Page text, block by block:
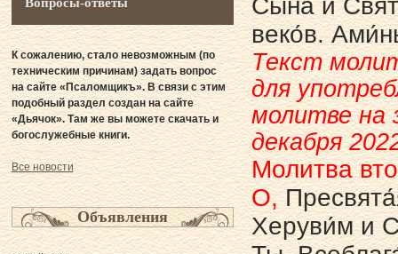
Сы́на и
веко́в.
Текст
для
молитве на
декабря
Молитва
О,
Херуви́м и
К сожалению, стало невозможным (по
техническим причинам) задать вопрос
на сайте «Псаломщикъ». В связи с этим
подобный раздел создан на сайте
«Дьячок». Там же вы можете скачать и
богослужебные книги.
Все новости
Объявления